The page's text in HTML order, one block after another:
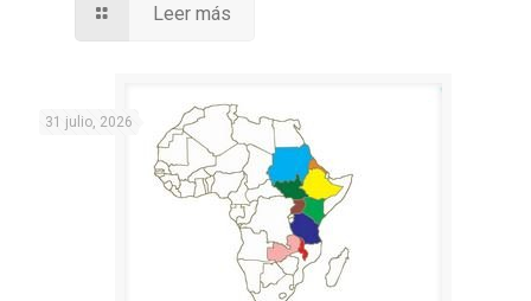
Leer más
31 julio, 2026